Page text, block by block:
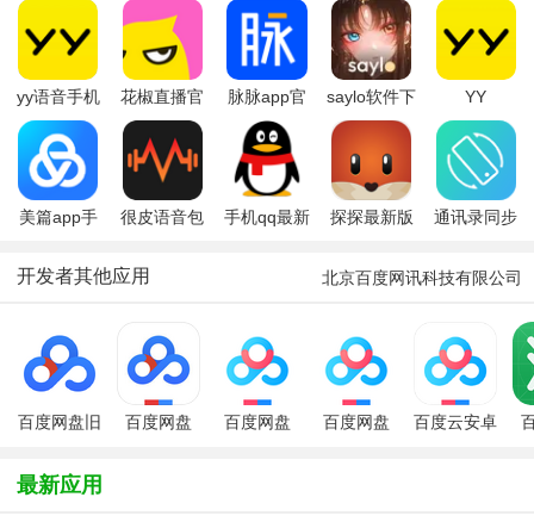
yy语音手机
版
花椒直播官
方2026最新
版
脉脉app官
方最新版
saylo软件下
载手机版免
YY
美篇app手
很皮语音包
器)app
手机qq最新
探探最新版
通讯录同步
开发者其他应用 北京百度网讯科技有限公司
百度网盘旧
百度网盘
百度网盘
百度网盘
百度云安卓
最新应用